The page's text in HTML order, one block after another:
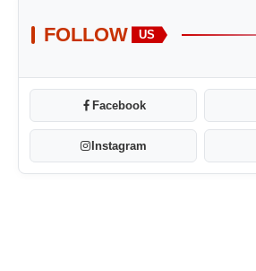
FOLLOW US
Facebook
Instagram